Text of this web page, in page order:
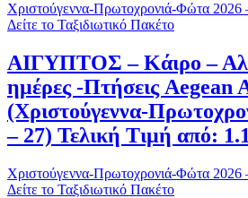
Χριστούγεννα-Πρωτοχρονιά-Φώτα 2026
Δείτε το Ταξιδιωτικό Πακέτο
ΑΙΓΥΠΤΟΣ – Κάιρο –
ημέρες -Πτήσεις Aegean
(Χριστούγεννα-
– 27) Τελική Τιμή από:
Χριστούγεννα-Πρωτοχρονιά-Φώτα 2026
Δείτε το Ταξιδιωτικό Πακέτο